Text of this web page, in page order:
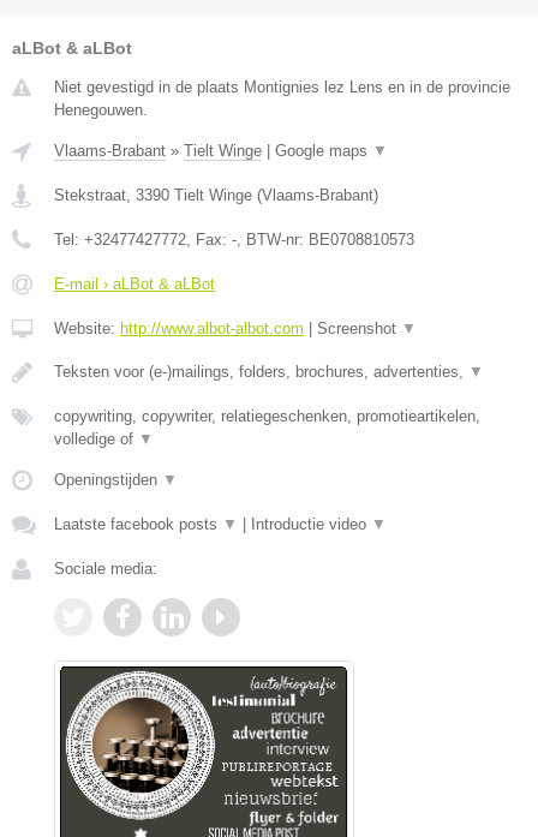
aLBot & aLBot
Niet gevestigd in de plaats Montignies lez Lens en in de provincie
Henegouwen.
Vlaams-Brabant » Tielt Winge Google maps ▼
Stekstraat 3390 Tielt Winge (Vlaams-Brabant)
Tel: +32477427772 , Fax: - , BTW-nr: BE0708810573
E-mail › aLBot & aLBot
Website: http://www.albot-albot.com Screenshot ▼
Teksten voor (e-)mailings, folders, brochures, advertenties, ▼
copywriting, copywriter, relatiegeschenken, promotieartikelen,
volledige of ▼
Openingstijden ▼
Laatste facebook posts ▼ Introductie video ▼
Sociale media: